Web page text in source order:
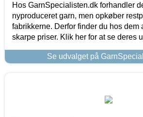
Hos GarnSpecialisten.dk forhandler
nyproduceret garn, men opkøber
fabrikkerne. Derfor finder du hos dem
skarpe priser. Klik her for at se deres
Se udvalget på